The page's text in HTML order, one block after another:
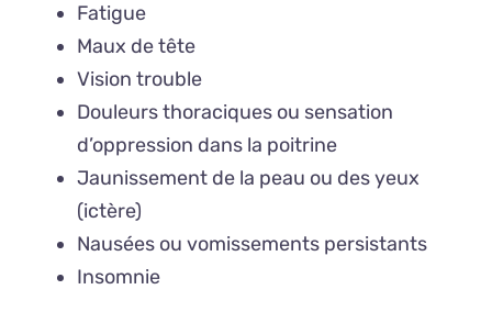
Fatigue
Maux de tête
Vision trouble
Douleurs thoraciques ou sensation
d’oppression dans la poitrine
Jaunissement de la peau ou des yeux
(ictère)
Nausées ou vomissements persistants
Insomnie